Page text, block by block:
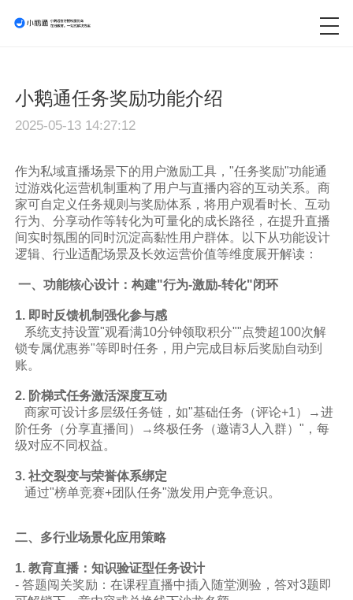
小鹅通任务奖励功能介绍
2025-05-13 14:27:12
作为私域直播场景下的用户激励工具，"任务奖励"功能通
过游戏化运营机制重构了用户与直播内容的互动关系。商
家可自定义任务规则与奖励体系，将用户观看时长、互动
行为、分享动作等转化为可量化的成长路径，在提升直播
间实时氛围的同时沉淀高黏性用户群体。以下从功能设计
逻辑、行业适配场景及长效运营价值等维度展开解读：
一、功能核心设计：构建"行为-激励-转化"闭环
1. 即时反馈机制强化参与感
系统支持设置"观看满10分钟领取积分""点赞超100次解
锁专属优惠券"等即时任务，用户完成目标后奖励自动到
账。
2. 阶梯式任务激活深度互动
商家可设计多层级任务链，如"基础任务（评论+1）→进
阶任务（分享直播间）→终极任务（邀请3人入群）"，每
级对应不同权益。
3. 社交裂变与荣誉体系绑定
通过"榜单竞赛+团队任务"激发用户竞争意识。
二、多行业场景化应用策略
1. 教育直播：知识验证型任务设计
- 答题闯关奖励：在课程直播中插入随堂测验，答对3题即